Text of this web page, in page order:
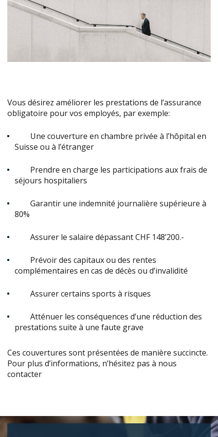
Vous désirez améliorer les prestations de l’assurance
obligatoire pour vos employés, par exemple:
Une couverture en chambre privée à l’hôpital en
Suisse ou à l’étranger
Prendre en charge les participations aux frais de
séjours hospitaliers
Garantir une indemnité journalière supérieure à
80%
Assurer le salaire dépassant CHF 148’200.-
Prévoir des capitaux ou des rentes
complémentaires en cas de décès ou d’invalidité
Assurer certains sports à risques
Atténuer les conséquences d’une réduction des
prestations suite à une faute grave
Ces couvertures sont présentées de manière succincte.
Pour plus d’informations, n’hésitez pas à nous
contacter